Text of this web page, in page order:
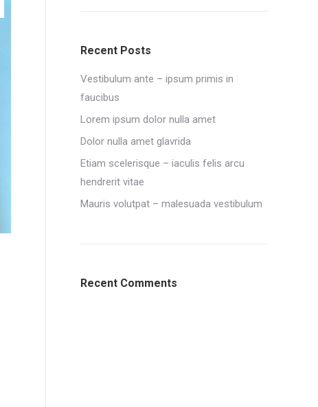
Recent Posts
Vestibulum ante – ipsum primis in
faucibus
Lorem ipsum dolor nulla amet
Dolor nulla amet glavrida
Etiam scelerisque – iaculis felis arcu
hendrerit vitae
Mauris volutpat – malesuada vestibulum
Recent Comments